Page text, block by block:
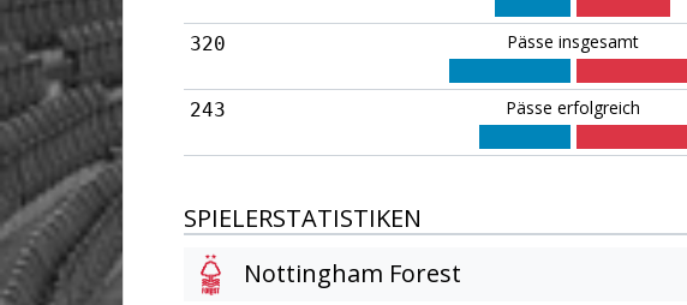
320 Pässe insgesamt
243 Pässe erfolgreich
SPIELERSTATISTIKEN
Nottingham Forest